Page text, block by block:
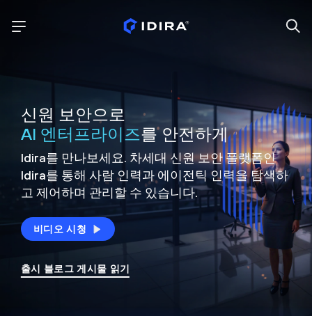
신원 보안으로
AI 엔터프라이즈를 안전하게
Idira를 만나보세요. 차세대 신원보안 플랫폼인
Idira를 통해 사람 인력과 에이전틱 인력을탐색하
고 제어하며 관리할 수 있습니다.
비디오 시청
출시 블로그 게시물 읽기